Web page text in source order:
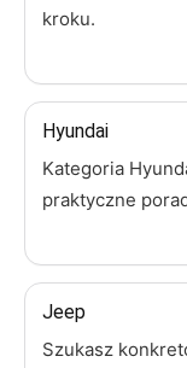
kroku.
Hyundai
Kategoria
praktyczne
Jeep
Szukasz